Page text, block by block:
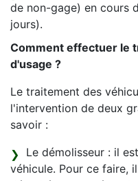
de non-gage) en cours
jours).
Comment effectuer le
d'usage ?
Le traitement des
l'intervention de deux
savoir :
Le démolisseur : il
véhicule. Pour ce faire,